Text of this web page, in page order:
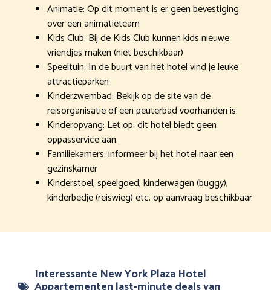
Animatie: Op dit moment is er geen bevestiging
over een animatieteam
Kids Club: Bij de Kids Club kunnen kids nieuwe
vriendjes maken (niet beschikbaar)
Speeltuin: In de buurt van het hotel vind je leuke
attractieparken
Kinderzwembad: Bekijk op de site van de
reisorganisatie of een peuterbad voorhanden is
Kinderopvang: Let op: dit hotel biedt geen
oppasservice aan.
Familiekamers: informeer bij het hotel naar een
gezinskamer
Kinderstoel, speelgoed, kinderwagen (buggy),
kinderbedje (reiswieg) etc. op aanvraag beschikbaar
Interessante New York Plaza Hotel